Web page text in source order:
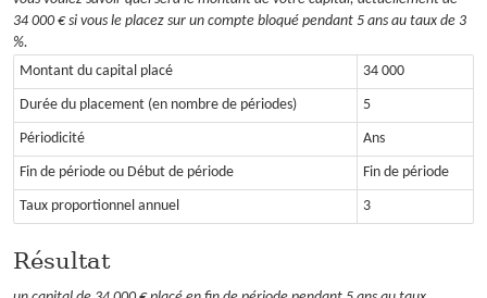
34 000 € si vous le placez sur un compte bloqué pendant 5 ans au taux de 3
%.
Montant du capital placé
34 000
Durée du placement (en nombre de périodes) 5
Périodicité Ans
Fin de période ou Début de période Fin de période
Taux proportionnel annuel 3
Résultat